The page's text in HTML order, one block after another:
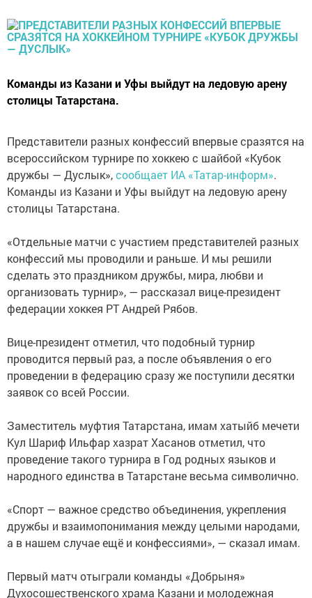
Команды из Казани и Уфы выйдут на ледовую арену
столицы Татарстана.
Представители разных конфессий впервые сразятся на
всероссийском турнире по хоккею с шайбой «Кубок
дружбы — Дуслык»,сообщает ИА «Татар-информ».
Команды из Казани и Уфы выйдут на ледовую арену
столицы Татарстана.
«Отдельные матчи с участием представителей разных
конфессий мы проводили и раньше. И мы решили
сделать это праздником дружбы, мира, любви и
организовать турнир», — рассказал вице-президент
федерации хоккея РТ Андрей Рябов.
Вице-президент отметил, что подобный турнир
проводится первый раз, а после объявления о его
проведении в федерацию сразу же поступили десятки
заявок со всей России.
Заместитель муфтия Татарстана, имам хатыйб мечети
Кул Шариф Ильфар хазрат Хасанов отметил, что
проведение такого турнира в Год родных языков и
народного единства в Татарстане весьма символично.
«Спорт — важное средство объединения, укрепления
дружбы и взаимопонимания между целыми народами,
а в нашем случае ещё и конфессиями», — сказал имам.
Первый матч отыграли команды «Добрыня»
Духосошественского храма Казани и молодежная